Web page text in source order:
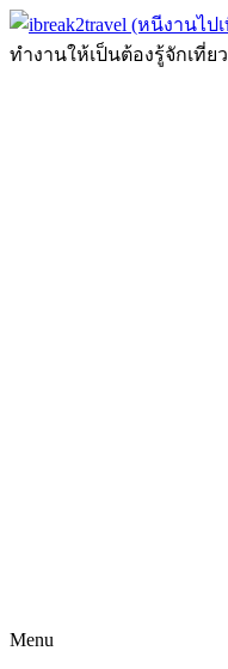
ทำงานให้เป็นต้องรู้จักเที่ยว
Menu